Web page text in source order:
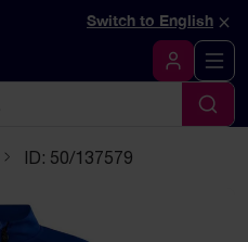
av denna sidaSwitch to English ×
Logga in
Sök
ID: 50/137579